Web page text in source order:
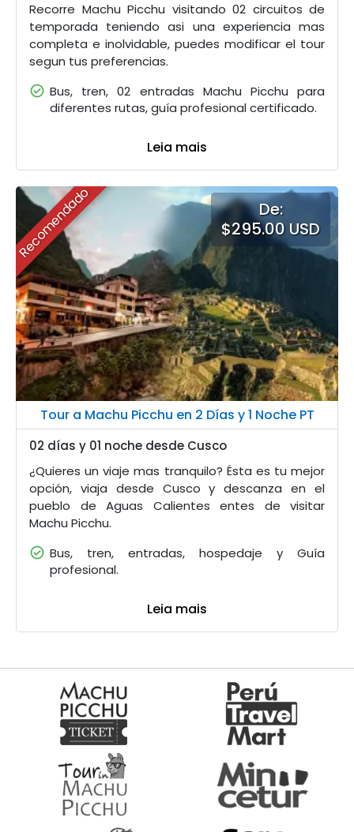
Recorre Machu Picchu visitando 02 circuitos de
temporada teniendo asi una experiencia mas
completa e inolvidable, puedes modificar el tour
segun tus preferencias.
Bus, tren, 02 entradas Machu Picchu para
diferentes rutas, guía profesional certificado.
Leia mais
Recomendado
De:
$295.00 USD
Tour a Machu Picchu en 2 Días y 1 Noche PT
02 días y 01 noche desde Cusco
¿Quieres un viaje mas tranquilo? Ésta es tu mejor
opción, viaja desde Cusco y descanza en el
pueblo de Aguas Calientes entes de visitar
Machu Picchu.
Bus, tren, entradas, hospedaje y Guía
profesional.
Leia mais